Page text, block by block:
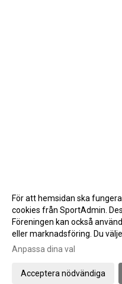
Gå till
För att hemsidan ska
cookies från SportAdmin.
Föreningen kan också
eller marknadsföring. Du
Anpassa dina val
Acceptera nödvändiga